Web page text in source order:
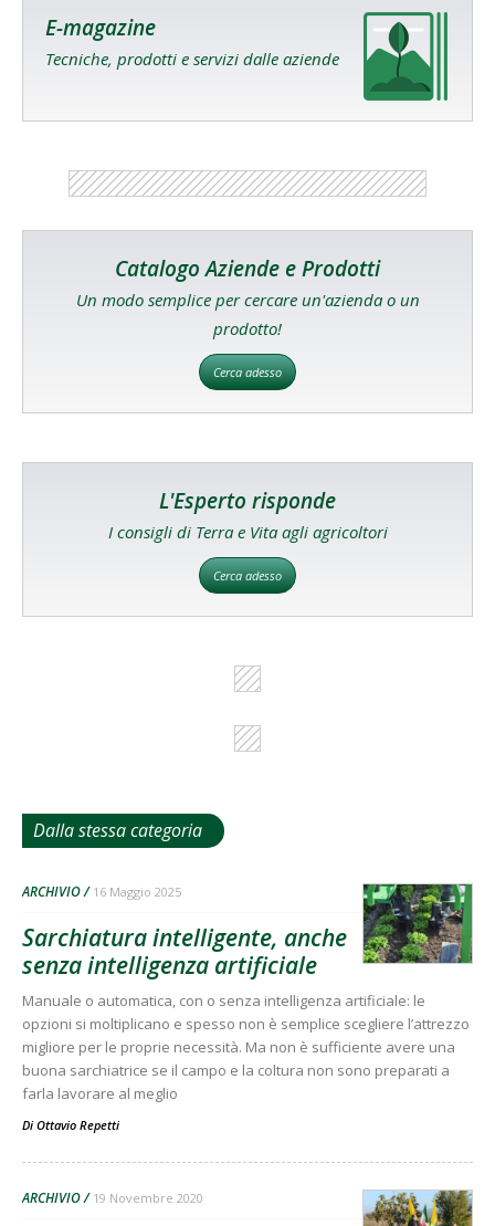
E-magazine
Tecniche, prodotti e servizi dalle aziende
Catalogo Aziende e Prodotti
Un modo semplice per cercare un'azienda o un
prodotto!
Cerca adesso
L'Esperto risponde
I consigli di Terra e Vita agli agricoltori
Cerca adesso
Dalla stessa categoria
ARCHIVIO 16 Maggio 2025
Sarchiatura intelligente, anche
senza intelligenza artificiale
Manuale o automatica, con o senza intelligenza artificiale: le
opzioni si moltiplicano e spesso non è semplice scegliere l’attrezzo
migliore per le proprie necessità. Ma non è sufficiente avere una
buona sarchiatrice se il campo e la coltura non sono preparati a
farla lavorare al meglio
Di Ottavio Repetti
ARCHIVIO 19 Novembre 2020